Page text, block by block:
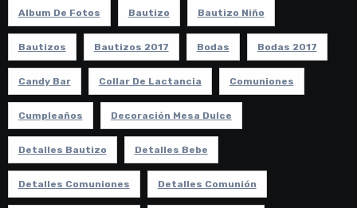
Album De Fotos Bautizo Bautizo Niño
Bautizos Bautizos 2017 Bodas Bodas 2017
Candy Bar Collar De Lactancia Comuniones
Cumpleaños Decoración Mesa Dulce
Detalles Bautizo Detalles Bebe
Detalles Comuniones Detalles Comunión